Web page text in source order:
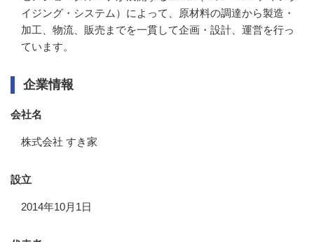
イジング・システム）によって、原材料の調達から製造・
加工、物流、販売までを一貫して企画・設計、運営を行っ
ています。
企業情報
会社名
株式会社 すき家
設立
2014年10月1日